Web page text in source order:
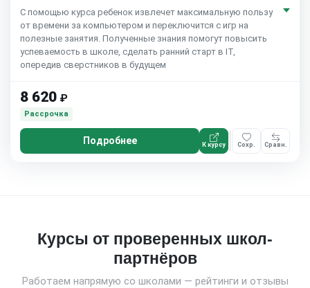
С помощью курса ребенок извлечет максимальную пользу
от времени за компьютером и переключится с игр на
полезные занятия. Полученные знания помогут повысить
успеваемость в школе, сделать ранний старт в IT,
опередив сверстников в будущем
8 620 ₽
Рассрочка
Подробнее К курсу Сохр. Сравн.
Курсы от проверенных школ-
партнёров
Работаем напрямую со школами — рейтинги и отзывы